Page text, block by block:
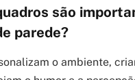
são
parede?
o ambiente,